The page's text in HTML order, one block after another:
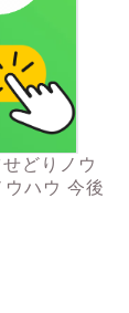
どりノウ
ハウ 今後